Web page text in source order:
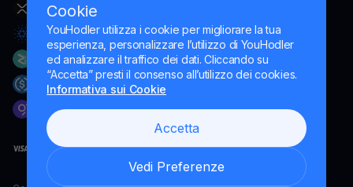
Cookie
YouHodler utilizza i cookie per migliorare la tua
esperienza, personalizzare l’utilizzo di YouHodler
ed analizzare il traffico dei dati. Cliccando su
“Accetta” presti il consenso all’utilizzo dei cookies.
Informativa sui Cookie
Accetta
Vedi Preferenze